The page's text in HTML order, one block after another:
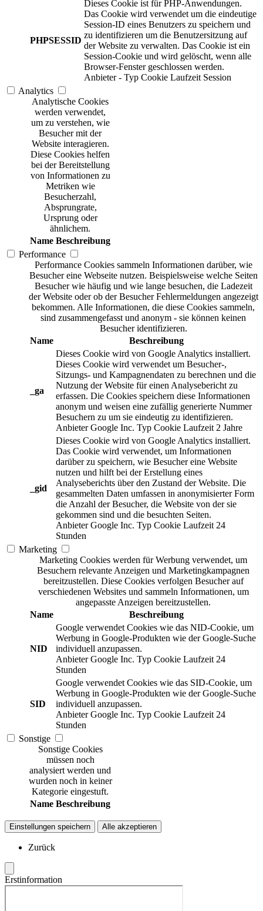
PHPSESSID
Dieses Cookie ist für PHP-Anwendungen.
Das Cookie wird verwendet um die eindeutige
Session-ID eines Benutzers zu speichern und
zu identifizieren um die Benutzersitzung auf
der Website zu verwalten. Das Cookie ist ein
Session-Cookie und wird gelöscht, wenn alle
Browser-Fenster geschlossen werden.
Anbieter - Typ Cookie Laufzeit Session
Analytics
Analytische Cookies
werden verwendet,
um zu verstehen, wie
Besucher mit der
Website interagieren.
Diese Cookies helfen
bei der Bereitstellung
von Informationen zu
Metriken wie
Besucherzahl,
Absprungrate,
Ursprung oder
ähnlichem.
Name Beschreibung
Performance
Performance Cookies sammeln Informationen darüber, wie
Besucher eine Webseite nutzen. Beispielsweise welche Seiten
Besucher wie häufig und wie lange besuchen, die Ladezeit
der Website oder ob der Besucher Fehlermeldungen angezeigt
bekommen. Alle Informationen, die diese Cookies sammeln,
sind zusammengefasst und anonym - sie können keinen
Besucher identifizieren.
Name
Beschreibung
_ga
Dieses Cookie wird von Google Analytics installiert.
Dieses Cookie wird verwendet um Besucher-,
Sitzungs- und Kampagnendaten zu berechnen und die
Nutzung der Website für einen Analysebericht zu
erfassen. Die Cookies speichern diese Informationen
anonym und weisen eine zufällig generierte Nummer
Besuchern zu um sie eindeutig zu identifizieren.
Anbieter Google Inc. Typ Cookie Laufzeit 2 Jahre
_gid
Dieses Cookie wird von Google Analytics installiert.
Das Cookie wird verwendet, um Informationen
darüber zu speichern, wie Besucher eine Website
nutzen und hilft bei der Erstellung eines
Analyseberichts über den Zustand der Website. Die
gesammelten Daten umfassen in anonymisierter Form
die Anzahl der Besucher, die Website von der sie
gekommen sind und die besuchten Seiten.
Anbieter Google Inc. Typ Cookie Laufzeit 24
Stunden
Marketing
Marketing Cookies werden für Werbung verwendet, um
Besuchern relevante Anzeigen und Marketingkampagnen
bereitzustellen. Diese Cookies verfolgen Besucher auf
verschiedenen Websites und sammeln Informationen, um
angepasste Anzeigen bereitzustellen.
Name
Beschreibung
NID
Google verwendet Cookies wie das NID-Cookie, um
Werbung in Google-Produkten wie der Google-Suche
individuell anzupassen.
Anbieter Google Inc. Typ Cookie Laufzeit 24
Stunden
SID
Google verwendet Cookies wie das SID-Cookie, um
Werbung in Google-Produkten wie der Google-Suche
individuell anzupassen.
Anbieter Google Inc. Typ Cookie Laufzeit 24
Stunden
Sonstige
Sonstige Cookies
müssen noch
analysiert werden und
wurden noch in keiner
Kategorie eingestuft.
Name Beschreibung
Einstellungen speichern Alle akzeptieren
Zurück
Erstinformation